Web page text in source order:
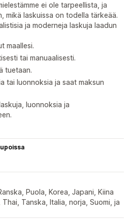
ei ole tarpeellista, ja
mikä laskuissa on todella tärkeää.
ja moderneja laskuja laadun
maallesi.
tai manuaalisesti.
tuetaan.
tai luonnoksia ja saat maksun
luonnoksia ja
Puola, Korea, Japani, Kiina
Tanska, Italia, norja, Suomi, ja